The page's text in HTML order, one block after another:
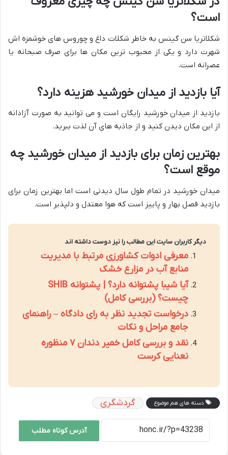
است؟
شکلاتریا سن گینس به خاطر شکلات داغ و چوروس های خوشمزه اش
شهرت دارد و یکی از محبوب ترین مکان ها برای صرف صبحانه یا
عصرانه است.
آیا بازدید از میدان خورشید هزینه دارد؟
بازدید از میدان خورشید رایگان است و می توانید به صورت آزادانه
از این مکان دیدن کنید و از جاذبه های آن لذت ببرید.
بهترین زمان برای بازدید از میدان خورشید چه
موقع است؟
میدان خورشید در تمام طول سال دیدنی است اما بهترین زمان برای
بازدید فصل بهار و پاییز است که هوا معتدل و دلپذیر است.
دیگر کاربران سایت این مطالب را نیز دوست داشته اند
معرفی ادوات کشاورزی مرتبط با مدیریت
منابع آب در مزارع خشک
آیا شیبا پشتوانه دارد؟ | پشتوانه SHIB
چیست؟ (بررسی کامل)
درخواست تجدید نظر به رای دادگاه – راهنمای
جامع مراحل و نکات
نقد و بررسی کامل خمیر دندان ۷ منظوره
نعنایی کرست
دسته های هم موضوع گردشگری
آدرس کوتاه مطلب